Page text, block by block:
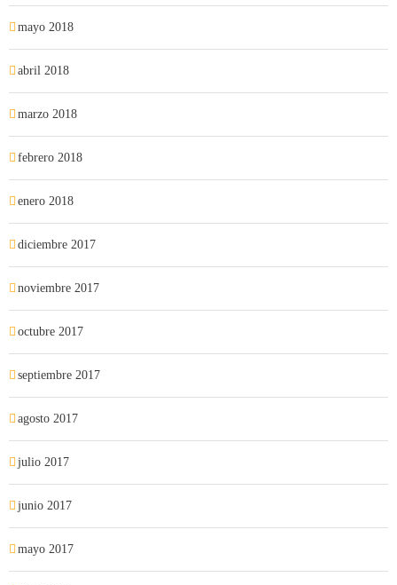
mayo 2018
abril 2018
marzo 2018
febrero 2018
enero 2018
diciembre 2017
noviembre 2017
octubre 2017
septiembre 2017
agosto 2017
julio 2017
junio 2017
mayo 2017